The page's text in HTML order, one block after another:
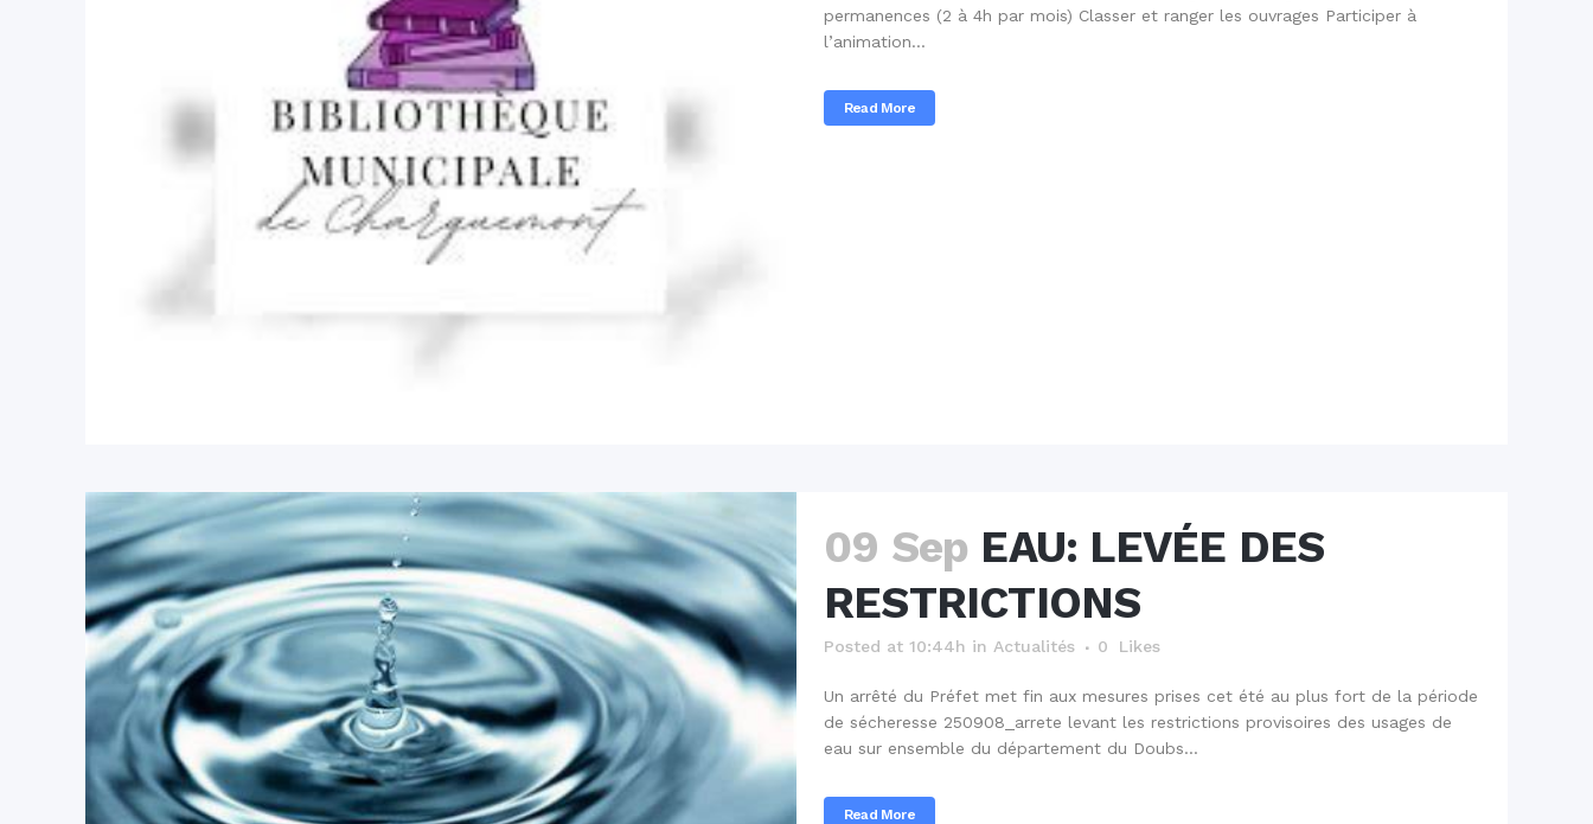
permanences (2 à 4h par mois) Classer et ranger les ouvrages Participer à
l’animation...
Read More
09 Sep EAU: LEVÉE DES
RESTRICTIONS
Posted at 10:44h in Actualités 0 Likes
Un arrêté du Préfet met fin aux mesures prises cet été au plus fort de la période
de sécheresse 250908_arrete levant les restrictions provisoires des usages de
eau sur ensemble du département du Doubs...
Read More